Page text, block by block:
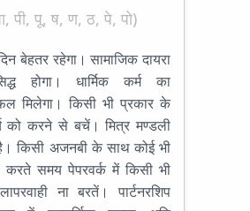
पी, पू, ष, ण, ठ, पे, पो)
बेहतर रहेगा। सामाजिक दायरा
होगा। धार्मिक कर्म का
मिलेगा। किसी भी प्रकार के
को करने से बचें। मित्र मण्डली
किसी अजनबी के साथ कोई भी
समय पेपरवर्क में किसी भी
ना बरतें। पार्टनरशिप